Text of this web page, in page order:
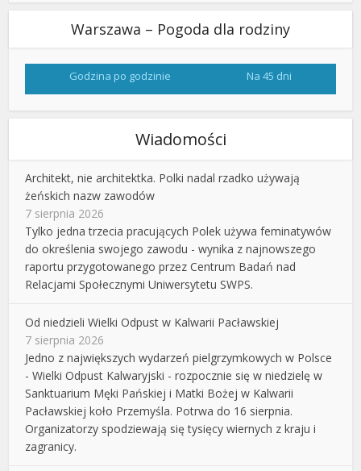
Warszawa – Pogoda dla rodziny
Godzina po godzinie Na 45 dni
Wiadomości
Architekt, nie architektka. Polki nadal rzadko używają
żeńskich nazw zawodów
7 sierpnia 2026
Tylko jedna trzecia pracujących Polek używa feminatywów
do określenia swojego zawodu - wynika z najnowszego
raportu przygotowanego przez Centrum Badań nad
Relacjami Społecznymi Uniwersytetu SWPS.
Od niedzieli Wielki Odpust w Kalwarii Pacławskiej
7 sierpnia 2026
Jedno z największych wydarzeń pielgrzymkowych w Polsce
- Wielki Odpust Kalwaryjski - rozpocznie się w niedzielę w
Sanktuarium Męki Pańskiej i Matki Bożej w Kalwarii
Pacławskiej koło Przemyśla. Potrwa do 16 sierpnia.
Organizatorzy spodziewają się tysięcy wiernych z kraju i
zagranicy.